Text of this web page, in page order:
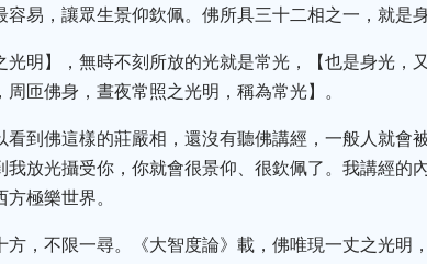
易，讓眾生景仰欽佩。佛所具三十二相之一，就是
光明】，無時不刻所放的光就是常光，【也是身光，
匝佛身，晝夜常照之光明，稱為常光】。
到佛這樣的莊嚴相，還沒有聽佛講經，一般人就會
放光攝受你，你就會很景仰、很欽佩了。我講經的
極樂世界。
方，不限一尋。《大智度論》載，佛唯現一丈之光明